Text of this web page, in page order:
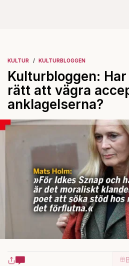
KULTUR KULTURBLOGGEN
Kulturbloggen:
rätt att vägra
anklagelserna?